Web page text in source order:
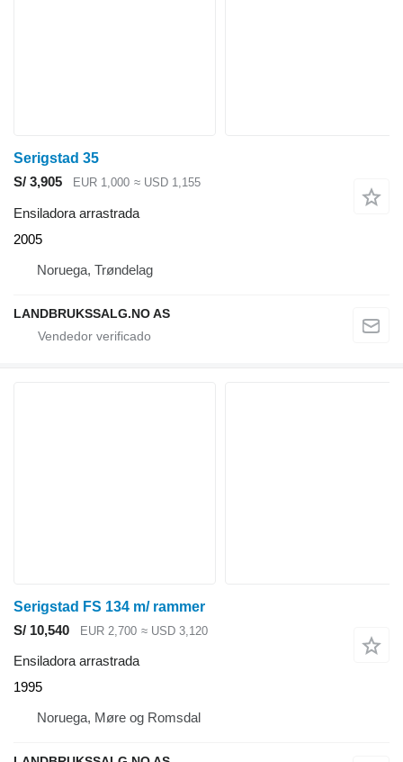
Serigstad 35
S/ 3,905
EUR 1,000 ≈ USD 1,155
Ensiladora arrastrada
2005
Noruega, Trøndelag
LANDBRUKSSALG.NO AS
Serigstad FS 134 m/ rammer
S/ 10,540
EUR 2,700 ≈ USD 3,120
Ensiladora arrastrada
1995
Noruega, Møre og Romsdal